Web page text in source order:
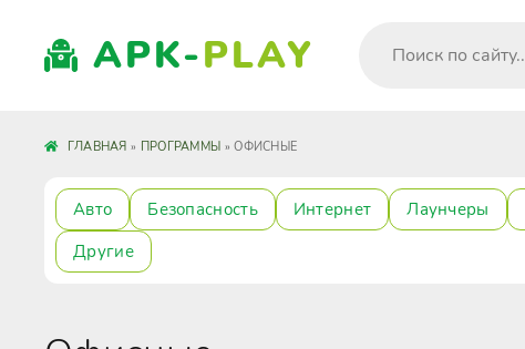
APK-PLAY
ГЛАВНАЯ » ПРОГРАММЫ » ОФИСНЫЕ
Авто Безопасность Интернет Лаунчеры
Другие